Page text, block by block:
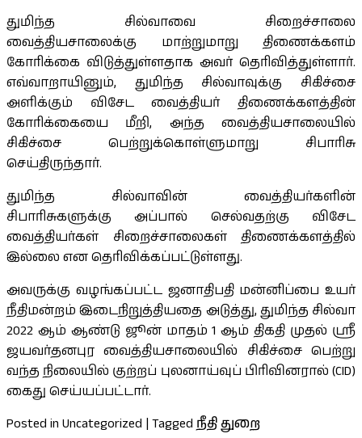
துமிந்த சில்வாவை சிறைச்சாலை
வைத்தியசாலைக்கு மாற்றுமாறு திணைக்களம்
கோரிக்கை விடுத்துள்ளதாக அவர் தெரிவித்துள்ளார்.
எவ்வாறாயினும், துமிந்த சில்வாவுக்கு சிகிச்சை
அளிக்கும் விசேட வைத்தியர் திணைக்களத்தின்
கோரிக்கையை மீறி, அந்த வைத்தியசாலையில்
சிகிச்சை பெற்றுக்கொள்ளுமாறு சிபாரிசு
செய்திருந்தார்.
துமிந்த சில்வாவின் வைத்தியர்களின்
சிபாரிசுகளுக்கு அப்பால் செல்வதற்கு விசேட
வைத்தியர்கள் சிறைச்சாலைகள் திணைக்களத்தில்
இல்லை என தெரிவிக்கப்பட்டுள்ளது.
அவருக்கு வழங்கப்பட்ட ஜனாதிபதி மன்னிப்பை உயர்
நீதிமன்றம் இடைநிறுத்தியதை அடுத்து, துமிந்த சில்வா
2022 ஆம் ஆண்டு ஜூன் மாதம் 1 ஆம் திகதி முதல் ஸ்ரீ
ஜயவர்தனபுர வைத்தியசாலையில் சிகிச்சை பெற்று
வந்த நிலையில் குற்றப் புலனாய்வுப் பிரிவினரால் (CID)
கைது செய்யப்பட்டார்.
Posted in Uncategorized | Tagged நீதி துறை